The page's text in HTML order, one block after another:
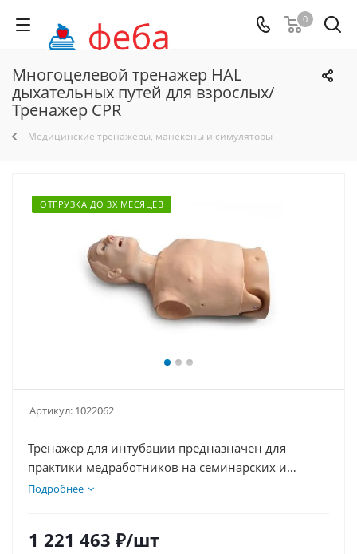
0
Многоцелевой тренажер HAL
дыхательных путей для взрослых/
Тренажер CPR
Медицинские тренажеры, манекены и симуляторы
ОТГРУЗКА ДО 3Х МЕСЯЦЕВ
Артикул: 1022062
Тренажер для интубации предназначен для
практики медработников на семинарских и
зачетных занятиях. Обладает функцией подъема
челюстью. Глаза могут закрываться вручную.
Подробнее
1 221 463 ₽/шт